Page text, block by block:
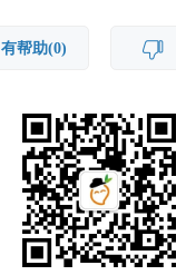
有帮助(0)